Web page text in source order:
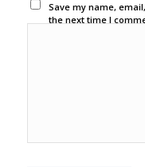
Save my name,
the next time I